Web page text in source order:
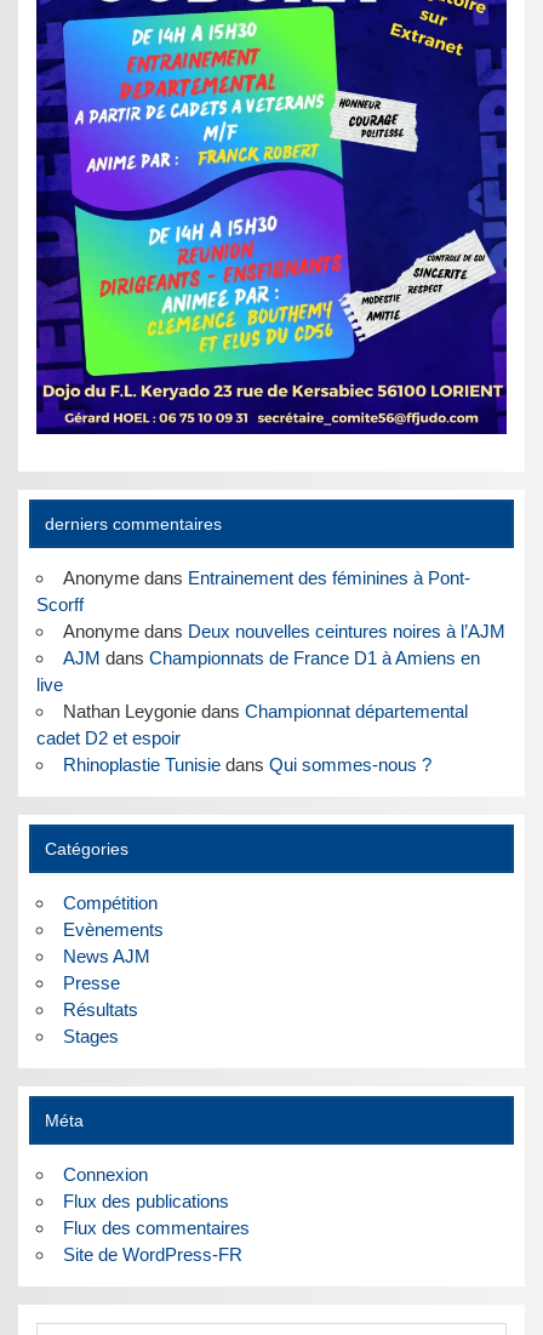
derniers commentaires
Anonymedans Entrainement des féminines à Pont-
Scorff
Anonymedans Deux nouvelles ceintures noires à l’AJM
AJM dans Championnats de France D1 à Amiens en
live
Nathan Leygoniedans Championnat départemental
cadet D2 et espoir
Rhinoplastie Tunisiedans Qui sommes-nous ?
Catégories
Compétition
Evènements
News AJM
Presse
Résultats
Stages
Méta
Connexion
Flux des publications
Flux des commentaires
Site de WordPress-FR